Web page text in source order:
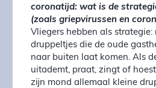
coronatijd: wat is de
(zoals griepvirussen en
Vliegers hebben als
druppeltjes die de oude
naar buiten laat komen. Als
uitademt, praat, zingt of
zijn mond allemaal kleine